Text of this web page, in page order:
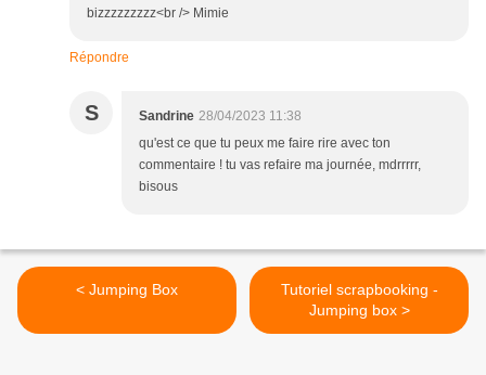
bizzzzzzzzz<br /> Mimie
Répondre
S Sandrine 28/04/2023 11:38
qu'est ce que tu peux me faire rire avec ton
commentaire ! tu vas refaire ma journée, mdrrrrr,
bisous
< Jumping Box
Tutoriel scrapbooking -
Jumping box >